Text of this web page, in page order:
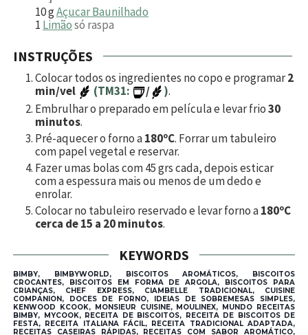
10gAçucar Baunilhado
1 Limãosó raspa
INSTRUÇÕES
Colocar todos os ingredientes no copo e programar2
min/vel
(TM31: / ).
Embrulhar o preparado em película e levar frio30
minutos.
Pré-aquecer o forno a180ºC. Forrar um tabuleiro
com papel vegetal e reservar.
Fazer umas bolas com 45 grs cada, depois esticar
com a espessura mais ou menos de um dedo e
enrolar.
Colocar no tabuleiro reservado e levar forno a180ºC
cerca de 15 a 20 minutos.
KEYWORDS
BIMBY, BIMBYWORLD, BISCOITOS AROMÁTICOS, BISCOITOS
CROCANTES, BISCOITOS EM FORMA DE ARGOLA, BISCOITOS PARA
CRIANÇAS, CHEF EXPRESS, CIAMBELLE TRADICIONAL, CUISINE
COMPANION, DOCES DE FORNO, IDEIAS DE SOBREMESAS SIMPLES,
KENWOOD KCOOK, MONSIEUR CUISINE, MOULINEX, MUNDO RECEITAS
BIMBY, MYCOOK, RECEITA DE BISCOITOS, RECEITA DE BISCOITOS DE
FESTA, RECEITA ITALIANA FÁCIL, RECEITA TRADICIONAL ADAPTADA,
RECEITAS CASEIRAS RÁPIDAS, RECEITAS COM SABOR AROMÁTICO,